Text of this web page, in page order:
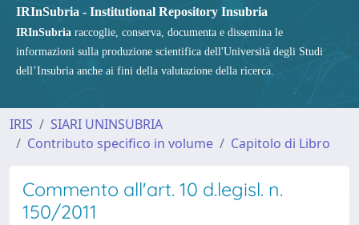
IRInSubria - Institutional Repository Insubria
IRInSubria raccoglie, conserva, documenta e dissemina le
informazioni sulla produzione scientifica dell'Università degli Studi
dell’Insubria anche ai fini della valutazione della ricerca.
IRIS
SIARI UNINSUBRIA
Contributo specifico in volume
Capitolo di Libro
Commento all'art. 10 d.legisl. n.
150/2011